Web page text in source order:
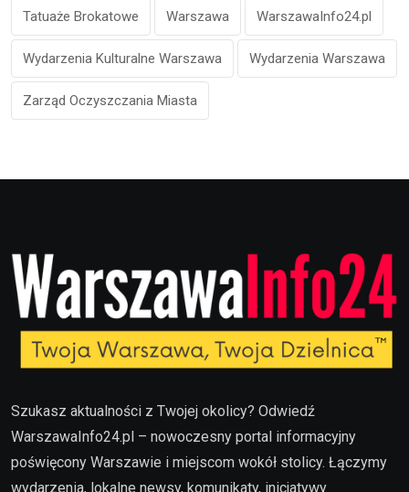
Tatuaże Brokatowe Warszawa WarszawaInfo24.pl
Wydarzenia Kulturalne Warszawa Wydarzenia Warszawa
Zarząd Oczyszczania Miasta
Szukasz aktualności z Twojej okolicy? Odwiedź
WarszawaInfo24.pl – nowoczesny portal informacyjny
poświęcony Warszawie i miejscom wokół stolicy. Łączymy
wydarzenia, lokalne newsy, komunikaty, inicjatywy